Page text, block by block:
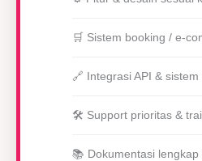
🛒 Sistem booking / e-
🔗 Integrasi API & sistem
🛠 Support prioritas &
📚 Dokumentasi